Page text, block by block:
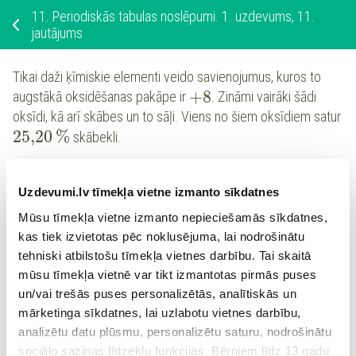
Uzdevumi.lv tīmekļa vietne izmanto sīkdatnes
Mūsu tīmekļa vietne izmanto nepieciešamās sīkdatnes,
kas tiek izvietotas pēc noklusējuma, lai nodrošinātu
tehniski atbilstošu tīmekļa vietnes darbību. Tai skaitā
mūsu tīmekļa vietnē var tikt izmantotas pirmās puses
un/vai trešās puses personalizētās, analītiskās un
mārketinga sīkdatnes, lai uzlabotu vietnes darbību,
analizētu datu plūsmu, personalizētu saturu, nodrošinātu
sociālo saziņas līdzekļu funkcijas. Bērniem līdz 13 gadu
11.
Periodiskās tabulas noslēpumi. 1. uzdevums, 11.
jautājums
Tikai daži ķīmiskie elementi veido savienojumus, kuros to
augstākā oksidēšanas pakāpe ir +8. Zināmi vairāki šādi
oksīdi, kā arī skābes un to sāļi. Viens no šiem oksīdiem satur
25,20 % skābekli.
Raksti formulu tā, lai vienā ailē būtu tikai viens
elements vai viens indekss!
Atbilde: